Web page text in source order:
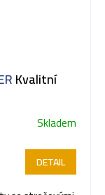
Kvalitní
Skladem
DETAIL